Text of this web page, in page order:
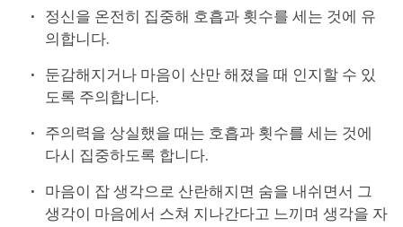
정신을 온전히 집중해 호흡과 횟수를 세는 것에 유
의합니다.
둔감해지거나 마음이 산만 해졌을 때 인지할 수 있
도록 주의합니다.
주의력을 상실했을 때는 호흡과 횟수를 세는 것에
다시 집중하도록 합니다.
마음이 잡 생각으로 산란해지면 숨을 내쉬면서 그
생각이 마음에서 스쳐 지나간다고 느끼며 생각을 자